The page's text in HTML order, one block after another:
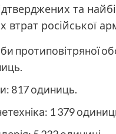
та
втрат російської
протиповітряної
817 одиниць.
1 379